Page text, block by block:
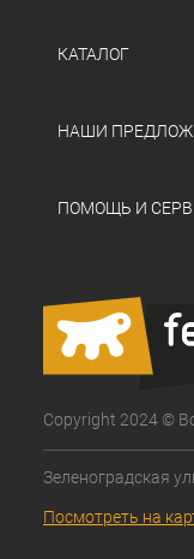
КАТАЛОГ
НАШИ
ПОМОЩЬ И
Copyright 2024 ©
Зеленоградская
Посмотреть на